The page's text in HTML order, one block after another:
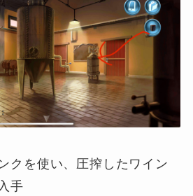
クを使い、圧搾したワイン
手